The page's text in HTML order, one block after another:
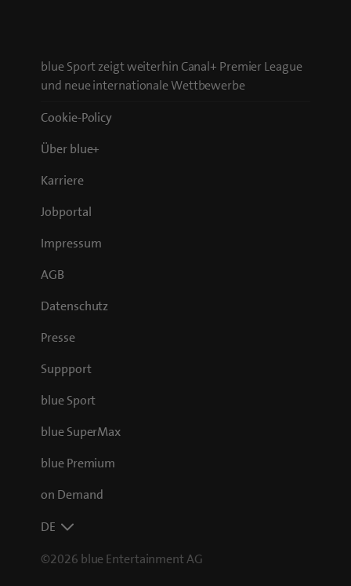
blue Sport zeigt weiterhin Canal+ Premier League
und neue internationale Wettbewerbe
Cookie-Policy
Über blue+
Karriere
Jobportal
Impressum
AGB
Datenschutz
Presse
Suppport
blue Sport
blue SuperMax
blue Premium
on Demand
DE
©2026 blue Entertainment AG